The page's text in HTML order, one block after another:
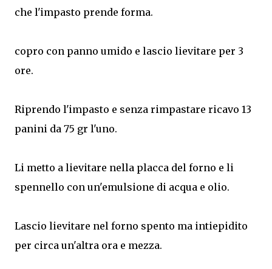
che l'impasto prende forma.
copro con panno umido e lascio lievitare per 3
ore.
Riprendo l'impasto e senza rimpastare ricavo 13
panini da 75 gr l'uno.
Li metto a lievitare nella placca del forno e li
spennello con un'emulsione di acqua e olio.
Lascio lievitare nel forno spento ma intiepidito
per circa un'altra ora e mezza.